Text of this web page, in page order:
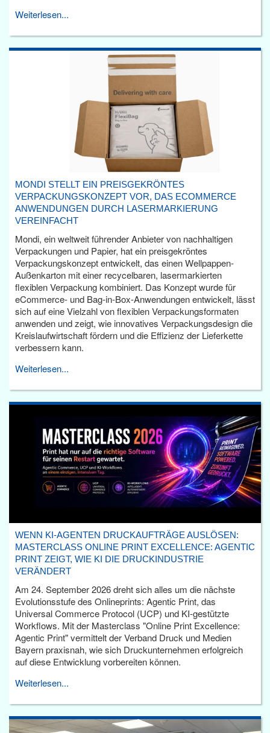
Weiterlesen...
MONDI STELLT EIN PREISGEKRÖNTES
VERPACKUNGSKONZEPT VOR, DAS ECOMMERCE
ANWENDUNGEN DURCH LASERMARKIERUNG
VEREINFACHT
Mondi, ein weltweit führender Anbieter von nachhaltigen
Verpackungen und Papier, hat ein preisgekröntes
Verpackungskonzept entwickelt, das einen Wellpappen-
Außenkarton mit einer recycelbaren, lasermarkierten
flexiblen Verpackung kombiniert. Das Konzept wurde für
eCommerce- und Bag-in-Box-Anwendungen entwickelt, lässt
sich auf eine Vielzahl von flexiblen Verpackungsformaten
anwenden und zeigt, wie innovatives Verpackungsdesign die
Kreislaufwirtschaft fördern und die Effizienz der Lieferkette
verbessern kann.
Weiterlesen...
WENN KI-AGENTEN DRUCKAUFTRÄGE AUSLÖSEN:
MASTERCLASS ONLINE PRINT EXCELLENCE: AGENTIC
PRINT ZEIGT, WIE KI DIE DRUCKINDUSTRIE
VERÄNDERT
Am 24. September 2026 dreht sich alles um die nächste
Evolutionsstufe des Onlineprints: Agentic Print, das
Universal Commerce Protocol (UCP) und KI-gestützte
Workflows. Mit der Masterclass "Online Print Excellence:
Agentic Print" vermittelt der Verband Druck und Medien
Bayern praxisnah, wie sich Druckunternehmen erfolgreich
auf diese Entwicklung vorbereiten können.
Weiterlesen...